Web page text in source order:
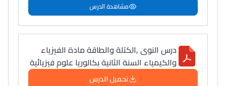
مشاهدة الدرس
درس النوى ,الكتلة والطاقة مادة الفيزياء
والكيمياء السنة الثانية بكالوريا علوم فيزيائية
تحميل الدرس